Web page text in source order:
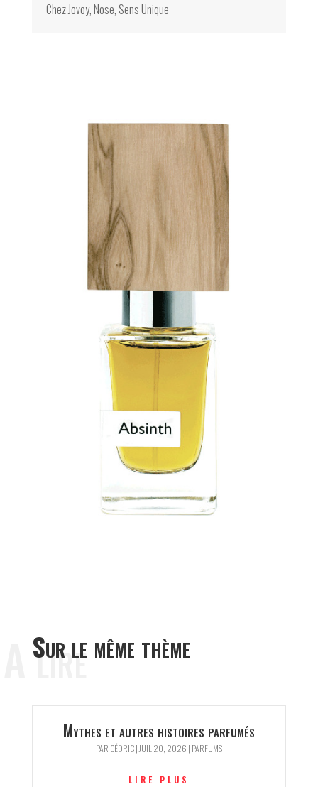
Chez Jovoy, Nose, Sens Unique
Sur le même thème
A lire
Mythes et autres histoires parfumés
PAR CÉDRIC| JUIL 20, 2026 | PARFUMS
LIRE PLUS